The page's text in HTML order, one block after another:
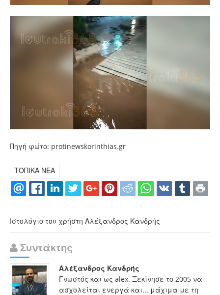
Πηγή φώτο: protinewskorinthias.gr
ΤΟΠΙΚΑ ΝΕΑ
Ιστολόγιο του χρήστη Αλέξανδρος Κανδρής
Συντάκτης
Αλέξανδρος Κανδρής
Γνωστός και ως alex. Ξεκίνησε το 2005 να
ασχολείται ενεργά και... μάχιμα με τη